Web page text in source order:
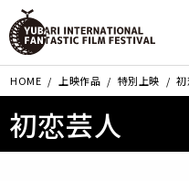
HOME 上映作品 特別上映 初
初恋芸人